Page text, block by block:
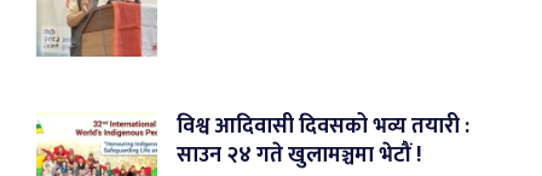
विश्व आदिवासी दिवसको भव्य तयारी :
साउन २४ गते खुलामञ्चमा भेटौं !